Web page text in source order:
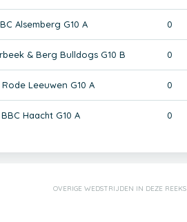
Alsemberg G10 A 0
& Berg Bulldogs G10 B 0
Leeuwen G10 A 0
BBC Haacht G10 A 0
OVERIGE WEDSTRIJDEN IN DEZE REEKS